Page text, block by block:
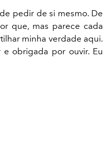
pedir de si mesmo. De
que, mas parece cada
minha verdade aqui.
obrigada por ouvir. Eu